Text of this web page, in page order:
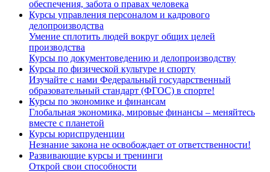
обеспечения, забота о правах человека
Курсы управления персоналом и кадрового
делопроизводства
Умение сплотить людей вокруг общих целей
производства
Курсы по документоведению и делопроизводству
Курсы по физической культуре и спорту
Изучайте с нами Федеральный государственный
образовательный стандарт (ФГОС) в спорте!
Курсы по экономике и финансам
Глобальная экономика, мировые финансы – меняйтесь
вместе с планетой
Курсы юриспруденции
Незнание закона не освобождает от ответственности!
Развивающие курсы и тренинги
Открой свои способности